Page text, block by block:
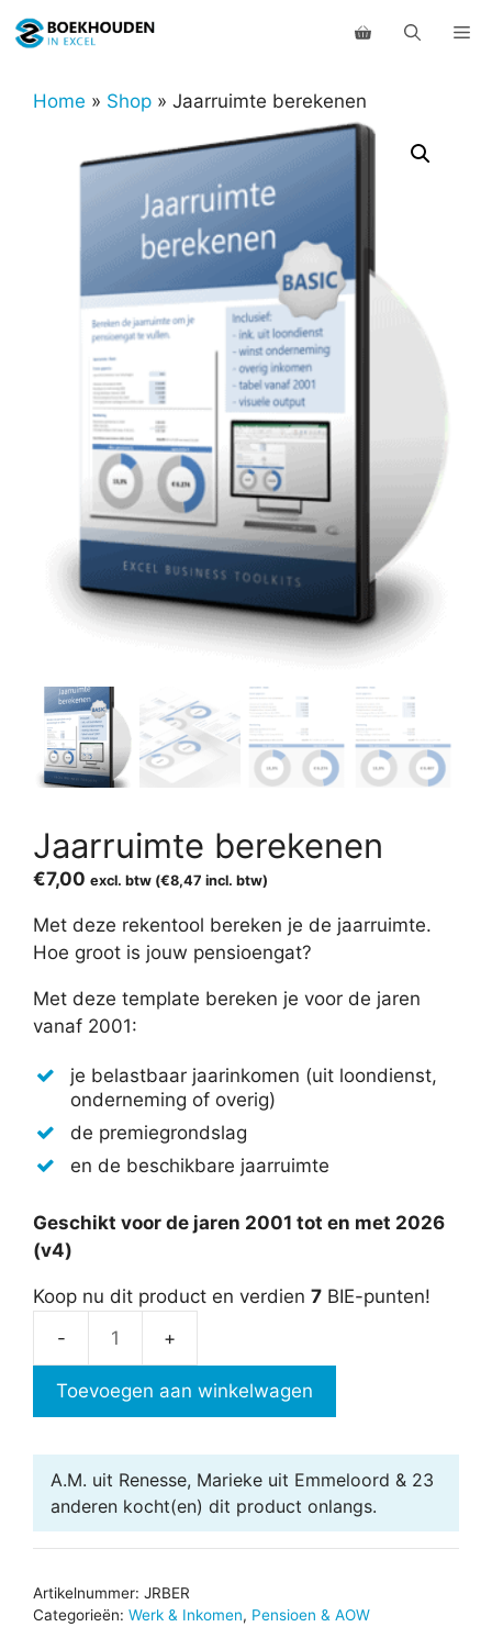
naar
inhoudHome » Shop » Jaarruimte berekenen
Jaarruimte berekenen
€7,00 excl. btw (€8,47 incl. btw)
Met deze rekentool bereken je de jaarruimte.
Hoe groot is jouw pensioengat?
Met deze template bereken je voor de jaren
vanaf 2001:
je belastbaar jaarinkomen (uit loondienst,
onderneming of overig)
de premiegrondslag
en de beschikbare jaarruimte
Geschikt voor de jaren 2001 tot en met 2026
(v4)
Koop nu dit product en verdien 7 BIE-punten!
aantal
Toevoegen aan winkelwagen
A.M. uit Renesse, Marieke uit Emmeloord & 23
anderen kocht(en) dit product onlangs.
Artikelnummer: JRBER
Categorieën: Werk & Inkomen, Pensioen & AOW